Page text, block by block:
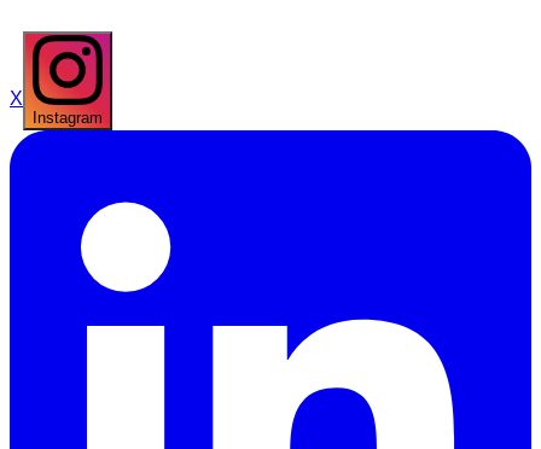
X
Instagram